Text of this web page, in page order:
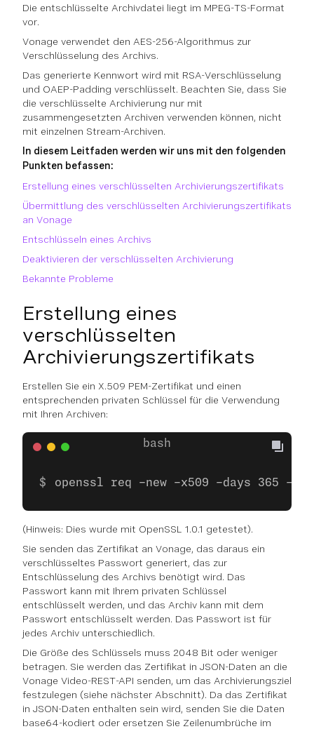
Die entschlüsselte Archivdatei liegt im MPEG-TS-Format
vor.
Vonage verwendet den AES-256-Algorithmus zur
Verschlüsselung des Archivs.
Das generierte Kennwort wird mit RSA-Verschlüsselung
und OAEP-Padding verschlüsselt. Beachten Sie, dass Sie
die verschlüsselte Archivierung nur mit
zusammengesetzten Archiven verwenden können, nicht
mit einzelnen Stream-Archiven.
In diesem Leitfaden werden wir uns mit den folgenden
Punkten befassen:
Erstellung eines verschlüsselten Archivierungszertifikats
Übermittlung des verschlüsselten Archivierungszertifikats
an Vonage
Entschlüsseln eines Archivs
Deaktivieren der verschlüsselten Archivierung
Bekannte Probleme
Erstellung eines
verschlüsselten
Archivierungszertifikats
Erstellen Sie ein X.509 PEM-Zertifikat und einen
entsprechenden privaten Schlüssel für die Verwendung
mit Ihren Archiven:
openssl req -new -x509 -days 365 -
(Hinweis: Dies wurde mit OpenSSL 1.0.1 getestet).
Sie senden das Zertifikat an Vonage, das daraus ein
verschlüsseltes Passwort generiert, das zur
Entschlüsselung des Archivs benötigt wird. Das
Passwort kann mit Ihrem privaten Schlüssel
entschlüsselt werden, und das Archiv kann mit dem
Passwort entschlüsselt werden. Das Passwort ist für
jedes Archiv unterschiedlich.
Die Größe des Schlüssels muss 2048 Bit oder weniger
betragen. Sie werden das Zertifikat in JSON-Daten an die
Vonage Video-REST-API senden, um das Archivierungsziel
festzulegen (siehe nächster Abschnitt). Da das Zertifikat
in JSON-Daten enthalten sein wird, senden Sie die Daten
base64-kodiert oder ersetzen Sie Zeilenumbrüche im